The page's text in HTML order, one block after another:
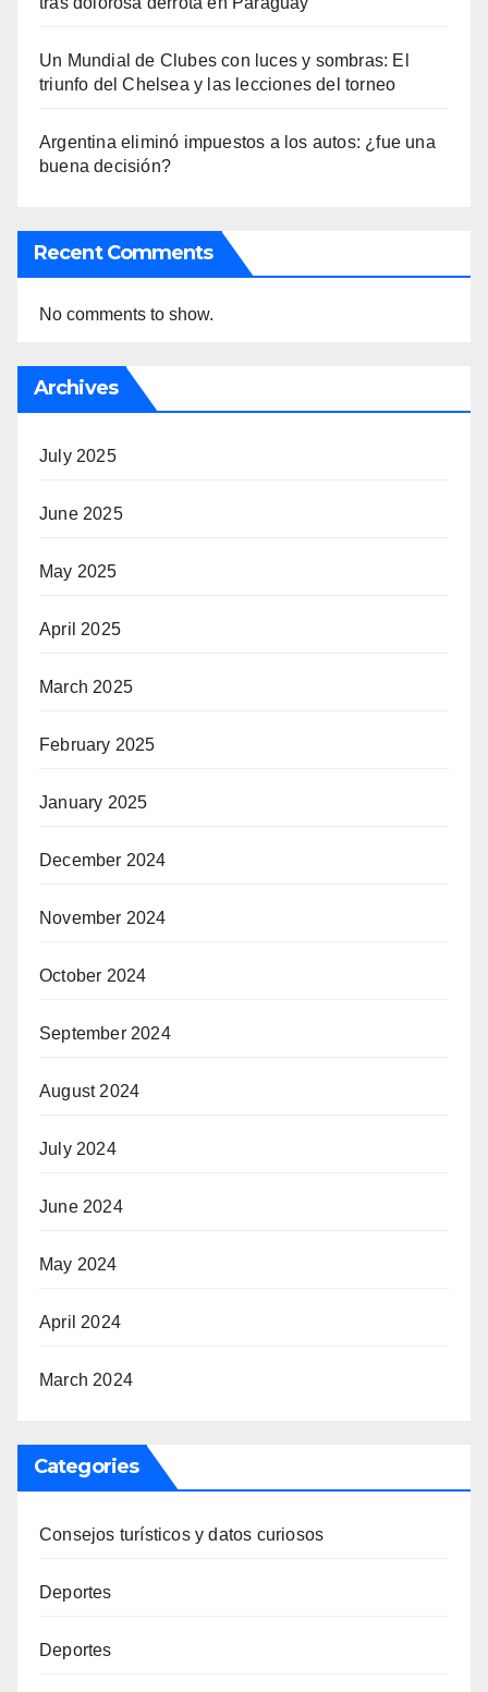
Un Mundial de Clubes con luces y sombras: El
triunfo del Chelsea y las lecciones del torneo
Argentina eliminó impuestos a los autos: ¿fue una
buena decisión?
Recent Comments
No comments to show.
Archives
July 2025
June 2025
May 2025
April 2025
March 2025
February 2025
January 2025
December 2024
November 2024
October 2024
September 2024
August 2024
July 2024
June 2024
May 2024
April 2024
March 2024
Categories
Consejos turísticos y datos curiosos
Deportes
Deportes